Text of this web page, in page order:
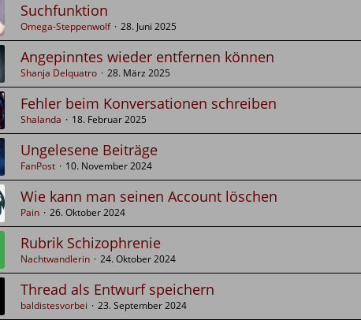
Suchfunktion
Omega-Steppenwolf 28. Juni 2025
Angepinntes wieder entfernen können
Shanja Delquatro 28. März 2025
Fehler beim Konversationen schreiben
Shalanda 18. Februar 2025
Ungelesene Beiträge
FanPost 10. November 2024
Wie kann man seinen Account löschen
Pain 26. Oktober 2024
Rubrik Schizophrenie
Nachtwandlerin 24. Oktober 2024
Thread als Entwurf speichern
baldistesvorbei 23. September 2024